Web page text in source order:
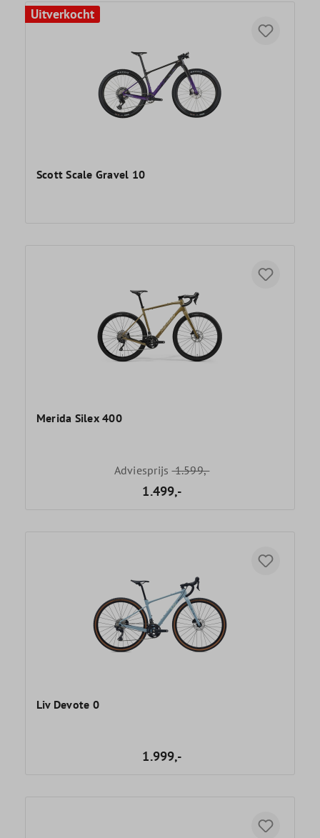
Uitverkocht
Scott Scale Gravel 10
Merida Silex 400
Adviesprijs1.599,-
1.499,-
Liv Devote 0
1.999,-